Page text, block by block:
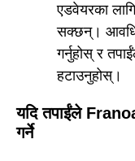
एडवेयरका
सक्छन्।
गर्नुहोस् र
हटाउनुहोस्।
यदि तपाईंले
गर्ने